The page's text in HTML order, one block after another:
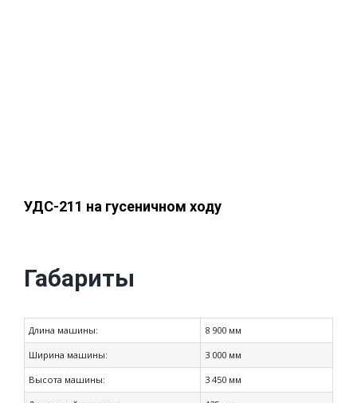
УДС-211 на гусеничном ходу
Габариты
Длина машины: 8 900 мм
Ширина машины: 3 000 мм
Высота машины: 3 450 мм